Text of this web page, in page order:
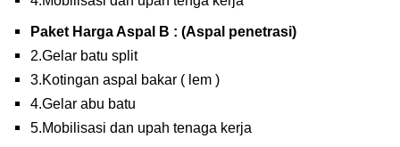
Paket Harga Aspal B : (Aspal penetrasi)
2.Gelar batu split
3.Kotingan aspal bakar ( lem )
4.Gelar abu batu
5.Mobilisasi dan upah tenaga kerja